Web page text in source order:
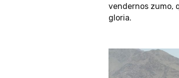
vendernos zumo,
gloria.